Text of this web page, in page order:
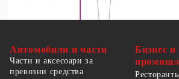
Автомобили и части
Части и аксесоари за
превозни средства
Бизнес и